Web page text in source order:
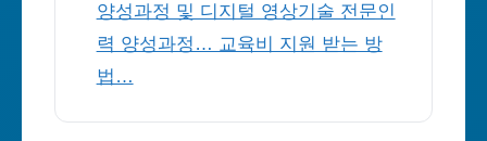
양성과정 및 디지털 영상기술 전문인
력 양성과정… 교육비 지원 받는 방
법…